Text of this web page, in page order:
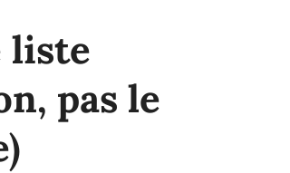
liste
pas le